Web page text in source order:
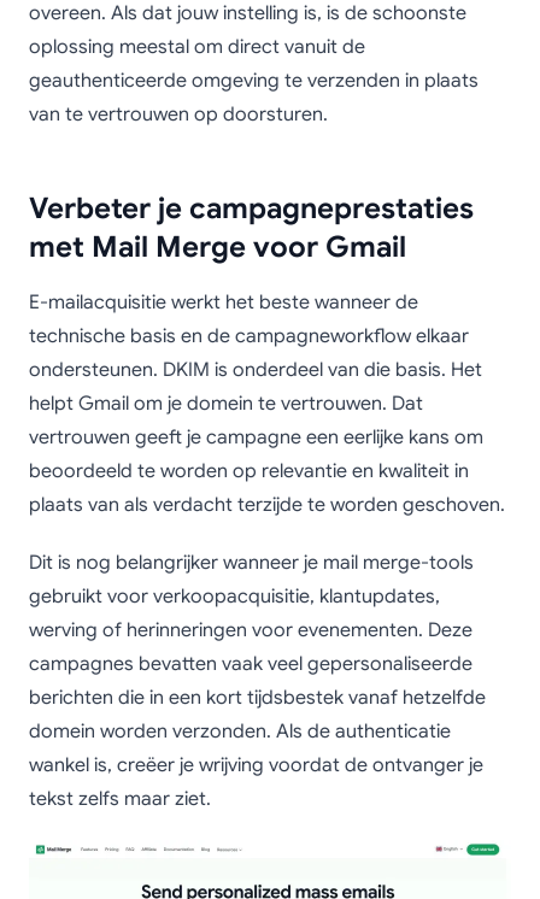
overeen. Als dat jouw instelling is, is de schoonste
oplossing meestal om direct vanuit de
geauthenticeerde omgeving te verzenden in plaats
van te vertrouwen op doorsturen.
Verbeter je campagneprestaties
met Mail Merge voor Gmail
E-mailacquisitie werkt het beste wanneer de
technische basis en de campagneworkflow elkaar
ondersteunen. DKIM is onderdeel van die basis. Het
helpt Gmail om je domein te vertrouwen. Dat
vertrouwen geeft je campagne een eerlijke kans om
beoordeeld te worden op relevantie en kwaliteit in
plaats van als verdacht terzijde te worden geschoven.
Dit is nog belangrijker wanneer je mail merge-tools
gebruikt voor verkoopacquisitie, klantupdates,
werving of herinneringen voor evenementen. Deze
campagnes bevatten vaak veel gepersonaliseerde
berichten die in een kort tijdsbestek vanaf hetzelfde
domein worden verzonden. Als de authenticatie
wankel is, creëer je wrijving voordat de ontvanger je
tekst zelfs maar ziet.